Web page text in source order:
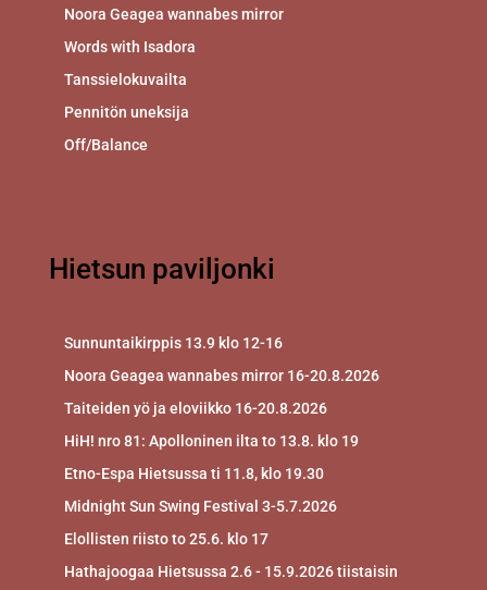
Noora Geagea wannabes mirror
Words with Isadora
Tanssielokuvailta
Pennitön uneksija
Off/Balance
Hietsun paviljonki
Sunnuntaikirppis 13.9 klo 12-16
Noora Geagea wannabes mirror 16-20.8.2026
Taiteiden yö ja eloviikko 16-20.8.2026
HiH! nro 81: Apolloninen ilta to 13.8. klo 19
Etno-Espa Hietsussa ti 11.8, klo 19.30
Midnight Sun Swing Festival 3-5.7.2026
Elollisten riisto to 25.6. klo 17
Hathajoogaa Hietsussa 2.6 - 15.9.2026 tiistaisin